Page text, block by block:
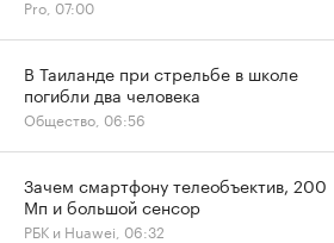
Pro, 07:00
В Таиланде при стрельбе в школе
погибли два человека
Общество, 06:56
Зачем смартфону телеобъектив, 200
Мп и большой сенсор
РБК и Huawei, 06:32